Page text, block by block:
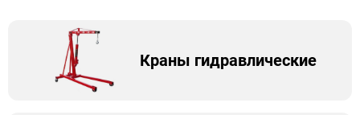
Краны гидравлические